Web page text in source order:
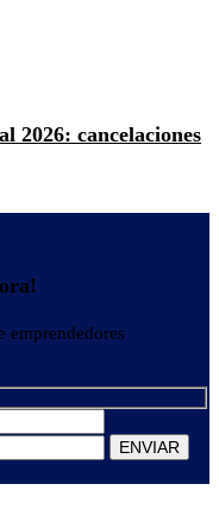
2026: cancelaciones
emprendedores